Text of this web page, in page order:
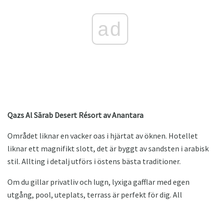
ad
Qazs Al Sārab Desеrt Résort av Anаntаra
Området liknar en vacker oas i hjärtat av öknen. Hotellet
liknar ett magnifikt slott, det är byggt av sandsten i arabisk
stil. Allting i detalj utförs i östens bästa traditioner.
Om du gillar privatliv och lugn, lyxiga gafflar med egen
utgång, pool, uteplats, terrass är perfekt för dig. All